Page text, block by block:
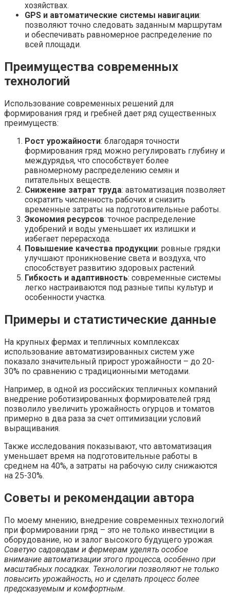
хозяйствах.
GPS и автоматические системы навигации:
позволяют точно следовать заданным маршрутам
и обеспечивать равномерное распределение по
всей площади.
Преимущества современных
технологий
Использование современных решений для
формирования гряд и гребней дает ряд существенных
преимуществ:
Рост урожайности: благодаря точности
формирования гряд можно регулировать глубину и
междурядья, что способствует более
равномерному распределению семян и
питательных веществ.
Снижение затрат труда: автоматизация позволяет
сократить численность рабочих и снизить
временные затраты на подготовительные работы.
Экономия ресурсов: точное распределение
удобрений и воды уменьшает их излишки и
избегает перерасхода.
Повышение качества продукции: ровные грядки
улучшают проникновение света и воздуха, что
способствует развитию здоровых растений.
Гибкость и адаптивность: современные системы
легко настраиваются под разные типы культур и
особенности участка.
Примеры и статистические данные
На крупных фермах и тепличных комплексах
использование автоматизированных систем уже
показало значительный прирост урожайности – до 20-
30% по сравнению с традиционными методами.
Например, в одной из российских тепличных компаний
внедрение роботизированных формирователей гряд
позволило увеличить урожайность огурцов и томатов
примерно в два раза за счет оптимизации условий
выращивания.
Также исследования показывают, что автоматизация
уменьшает время на подготовительные работы в
среднем на 40%, а затраты на рабочую силу снижаются
на 25-30%.
Советы и рекомендации автора
По моему мнению, внедрение современных технологий
при формировании гряд – это не только инвестиции в
оборудование, но и залог высокого будущего урожая.
Советую садоводам и фермерам уделять особое
внимание автоматизации этого процесса, особенно при
масштабных посадках. Технологии позволяют не только
повысить урожайность, но и сделать процесс более
предсказуемым и комфортным.